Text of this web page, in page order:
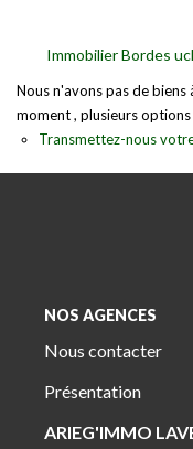
Immobilier Bordes
Nous n'avons pas de
moment , plusieurs
Transmettez-nous
NOS AGENCES
Nous contacter
Présentation
ARIEG'IMMO